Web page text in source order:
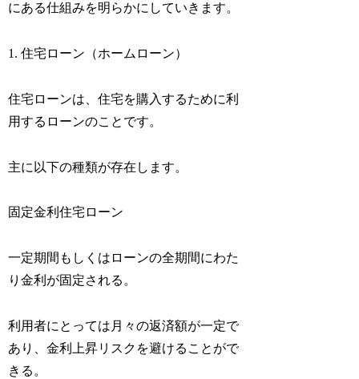
にある仕組みを明らかにしていきます。
1. 住宅ローン（ホームローン）
住宅ローンは、住宅を購入するために利
用するローンのことです。
主に以下の種類が存在します。
固定金利住宅ローン
一定期間もしくはローンの全期間にわた
り金利が固定される。
利用者にとっては月々の返済額が一定で
あり、金利上昇リスクを避けることがで
きる。